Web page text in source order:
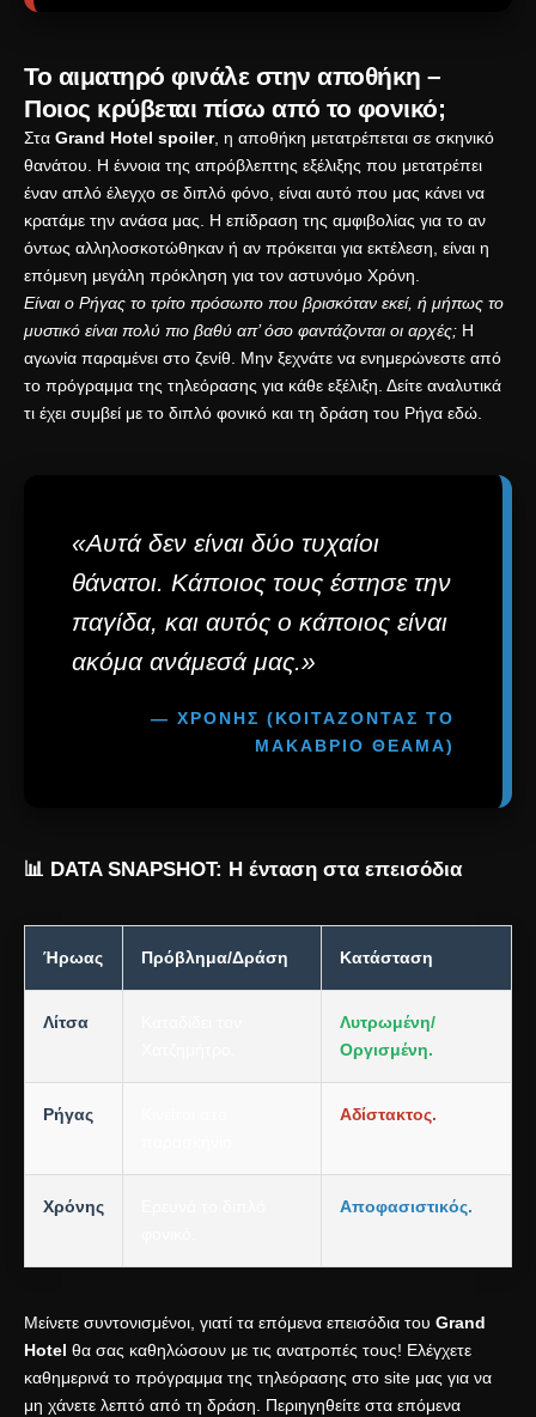
Το αιματηρό φινάλε στην αποθήκη –
Ποιος κρύβεται πίσω από το φονικό;
Στα Grand Hotel spoiler, η αποθήκη μετατρέπεται σε σκηνικό
θανάτου. Η έννοια της απρόβλεπτης εξέλιξης που μετατρέπει
έναν απλό έλεγχο σε διπλό φόνο, είναι αυτό που μας κάνει να
κρατάμε την ανάσα μας. Η επίδραση της αμφιβολίας για το αν
όντως αλληλοσκοτώθηκαν ή αν πρόκειται για εκτέλεση, είναι η
επόμενη μεγάλη πρόκληση για τον αστυνόμο Χρόνη.
Είναι ο Ρήγας το τρίτο πρόσωπο που βρισκόταν εκεί, ή μήπως το
μυστικό είναι πολύ πιο βαθύ απ’ όσο φαντάζονται οι αρχές; Η
αγωνία παραμένει στο ζενίθ. Μην ξεχνάτε να ενημερώνεστε από
το πρόγραμμα της τηλεόρασης για κάθε εξέλιξη. Δείτε αναλυτικά
τι έχει συμβεί με το διπλό φονικό και τη δράση του Ρήγα εδώ.
«Αυτά δεν είναι δύο τυχαίοι
θάνατοι. Κάποιος τους έστησε την
παγίδα, και αυτός ο κάποιος είναι
ακόμα ανάμεσά μας.»
— ΧΡΟΝΗΣ (ΚΟΙΤΆΖΟΝΤΑΣ ΤΟ
ΜΑΚΆΒΡΙΟ ΘΈΑΜΑ)
📊 DATA SNAPSHOT: Η ένταση στα επεισόδια
Ήρωας Πρόβλημα/Δράση Κατάσταση
Λίτσα
Λυτρωμένη/
Οργισμένη.
Ρήγας Αδίστακτος.
Χρόνης Αποφασιστικός.
Μείνετε συντονισμένοι, γιατί τα επόμενα επεισόδια του Grand
Hotel θα σας καθηλώσουν με τις ανατροπές τους! Ελέγχετε
καθημερινά το πρόγραμμα της τηλεόρασης στο site μας για να
μη χάνετε λεπτό από τη δράση. Περιηγηθείτε στα επόμενα